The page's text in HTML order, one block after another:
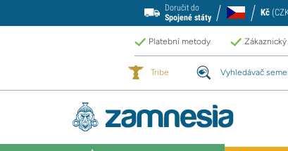
Doručit do
Spojené státy
Kč
Platební metody
Tribe Vyhledávač